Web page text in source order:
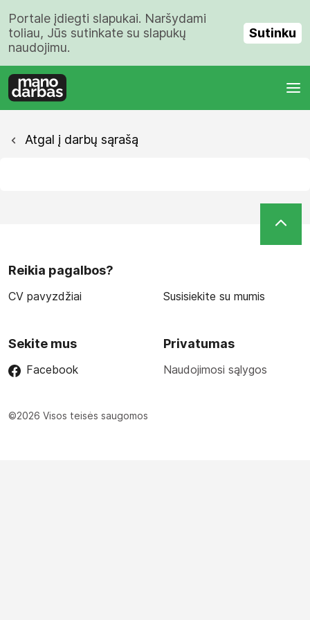
Portale įdiegti slapukai. Naršydami
toliau, Jūs sutinkate su slapukų
naudojimu.
Sutinku
Atgal į darbų sąrašą
Reikia pagalbos?
CV pavyzdžiai Susisiekite su mumis
Sekite mus
Facebook
Privatumas
Naudojimosi sąlygos
©2026 Visos teisės saugomos